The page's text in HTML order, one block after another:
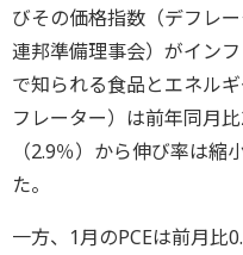
びその価格指数（デフレ
連邦準備理事会）がイン
で知られる食品とエネル
フレーター）は前年同月
（2.9％）から伸び率は
た。
一方、1月のPCEは前月比